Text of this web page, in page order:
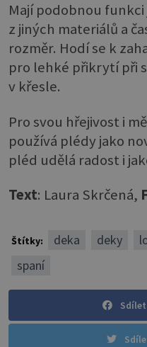
Mají podobnou
z jiných materiálů a
rozměr. Hodí se k
pro lehké přikrytí při
v křesle.
Pro svou hřejivost i
používá plédy jako
pléd udělá radost i
Text: Laura Skrčená,
Štítky: deka deky
spaní